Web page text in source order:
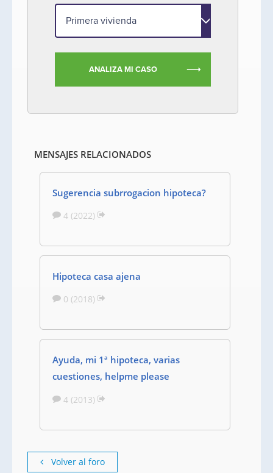
ANALIZA MI CASO
MENSAJES RELACIONADOS
Sugerencia subrrogacion hipoteca?
4 (2022)
Hipoteca casa ajena
0 (2018)
Ayuda, mi 1ª hipoteca, varias
cuestiones, helpme please
4 (2013)
Volver al foro